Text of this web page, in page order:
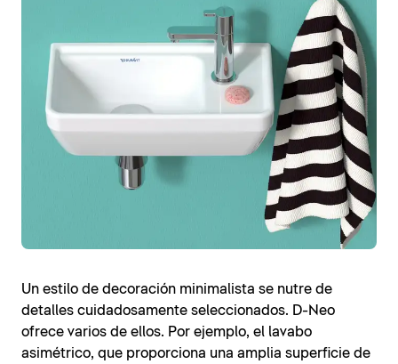
Un estilo de decoración minimalista se nutre de
detalles cuidadosamente seleccionados. D-Neo
ofrece varios de ellos. Por ejemplo, el lavabo
asimétrico, que proporciona una amplia superficie de